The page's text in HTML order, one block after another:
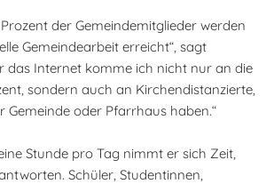
der Gemeindemitglieder werden
Gemeindearbeit erreicht“, sagt
das Internet komme ich nicht nur an die
sondern auch an Kirchendistanzierte,
Gemeinde oder Pfarrhaus haben.“
Stunde pro Tag nimmt er sich Zeit,
Schüler, Studentinnen,